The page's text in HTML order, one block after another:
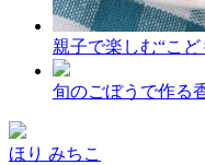
親子で楽しむ“こ
旬のごぼうで作る
ほり みちこ